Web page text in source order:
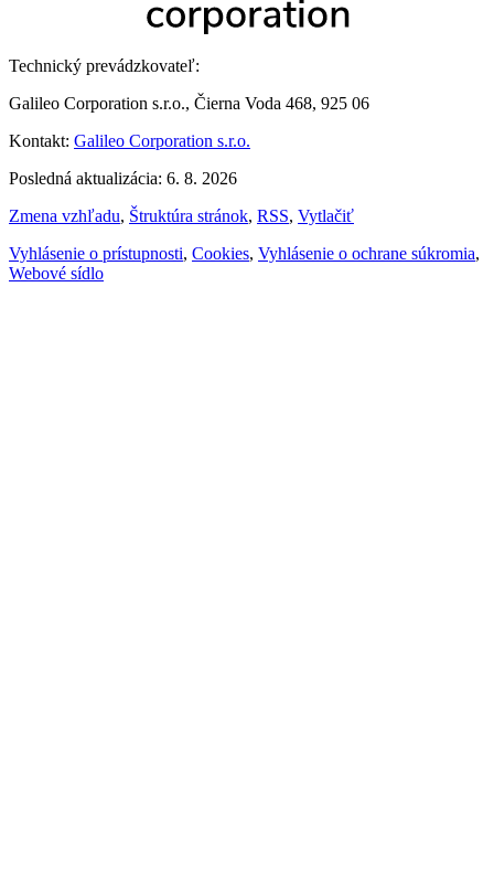
Technický prevádzkovateľ:
Galileo Corporation s.r.o., Čierna Voda 468, 925 06
Kontakt: Galileo Corporation s.r.o.
Posledná aktualizácia: 6. 8. 2026
Zmena vzhľadu, Štruktúra stránok, RSS, Vytlačiť
Vyhlásenie o prístupnosti, Cookies, Vyhlásenie o ochrane súkromia,
Webové sídlo